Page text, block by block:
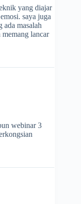
yang diajar
saya juga
ada masalah
memang lancar
webinar 3